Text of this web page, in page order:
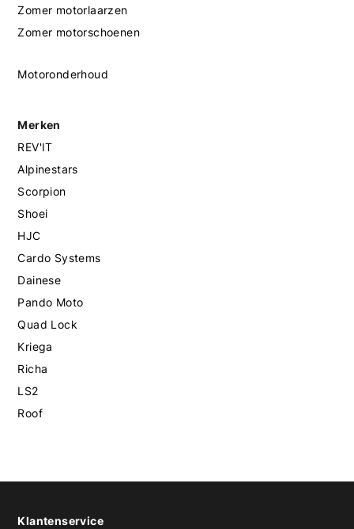
Zomer motorlaarzen
Zomer motorschoenen
Motoronderhoud
Merken
REV'IT
Alpinestars
Scorpion
Shoei
HJC
Cardo Systems
Dainese
Pando Moto
Quad Lock
Kriega
Richa
LS2
Roof
Klantenservice